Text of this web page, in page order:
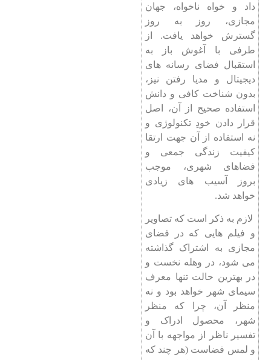
داد و خواه ناخواه، جهان
مجازی، روز به روز
گسترش خواهد یافت. از
طرفی با آغوش باز به
استقبال فضای رسانه ‌های
دیجیتال و مدیا رفتن نیز،
بدون شناخت کافی و دانش
استفاده صحیح از آن، اصل
قرار دادن خودِ تکنولوژی و
نه استفاده از آن جهت ارتقا
کیفیت زندگی جمعی و
فضاهای شهری، موجب
بروز آسیب های زیادی
خواهد شد.
لازم به ذکر است که تصاویر
و فیلم هایی که در فضای
مجازی به اشتراک گذاشته
می شود، در وهله نخست و
در بهترین حالت تنها معرف
سیمای شهر خواهد بود و نه
منظر آن، چرا که منظر
شهر، محصول ادراک و
تفسیر ناظر از مواجهه با آن
و لمس فضاست (هر چند که